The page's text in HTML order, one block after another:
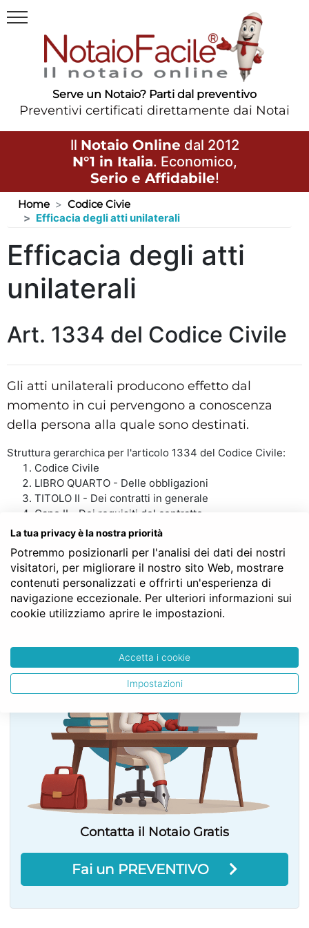
Serve un Notaio? Parti dal preventivo
Preventivi certificati direttamente dai Notai
Il Notaio Online dal 2012
N°1 in Italia. Economico,
Serio e Affidabile!
Home
Codice Civie
Efficacia degli atti unilaterali
Efficacia degli atti
unilaterali
Art. 1334 del Codice Civile
Gli atti unilaterali producono effetto dal
momento in cui pervengono a conoscenza
della persona alla quale sono destinati.
Struttura gerarchica per l'articolo 1334 del Codice Civile:
Codice Civile
LIBRO QUARTO - Delle obbligazioni
TITOLO II - Dei contratti in generale
Capo II - Dei requisiti del contratto
Sezione I - Dell’accordo delle parti
SERVE LA CONSULENZA DEL NOTAIO?
Contatta il Notaio Gratis
Fai un PREVENTIVO
La tua privacy è la nostra priorità
Potremmo posizionarli per l'analisi dei dati dei nostri
visitatori, per migliorare il nostro sito Web, mostrare
contenuti personalizzati e offrirti un'esperienza di
navigazione eccezionale. Per ulteriori informazioni sui
cookie utilizziamo aprire le impostazioni.
Accetta i cookie
Impostazioni